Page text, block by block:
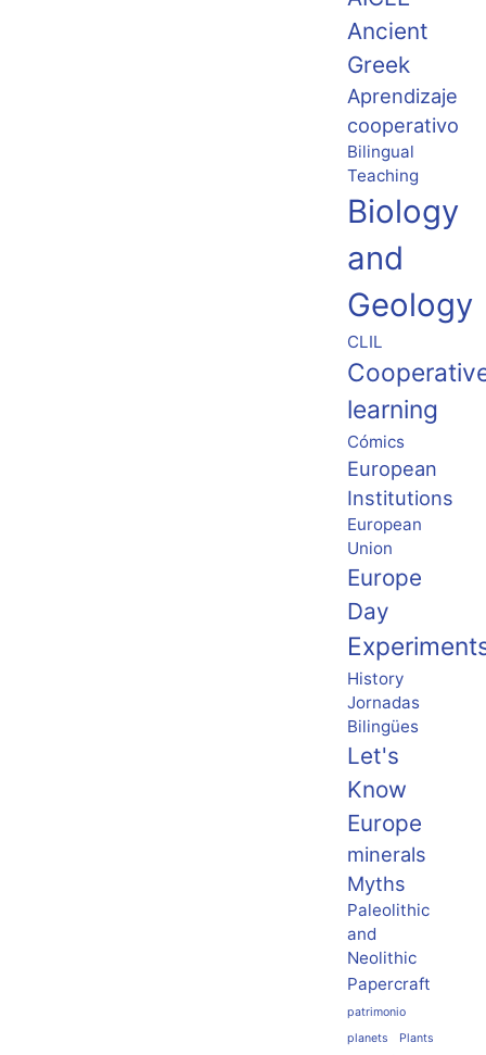
Ancient
Greek
Aprendizaje
cooperativo
Bilingual
Teaching
Biology
and
Geology
CLIL
learning
Cómics
European
Institutions
European
Union
Europe
Day
History
Jornadas
Bilingües
Let's
Know
Europe
minerals
Myths
Paleolithic
and
Neolithic
Papercraft
patrimonio
planets
Plants